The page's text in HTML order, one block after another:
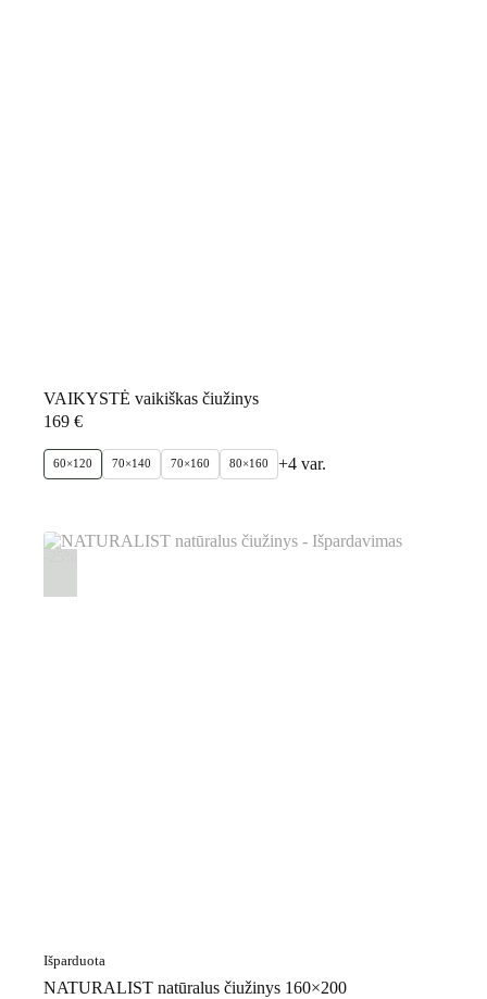
VAIKYSTĖ vaikiškas čiužinys
169 €
60×120 70×140 70×160 80×160 +4 var.
Išparduota
NATURALIST natūralus čiužinys 160×200